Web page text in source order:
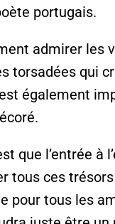
portugais.
admirer les
torsadées qui
également
que l’entrée à
tous ces
pour tous les